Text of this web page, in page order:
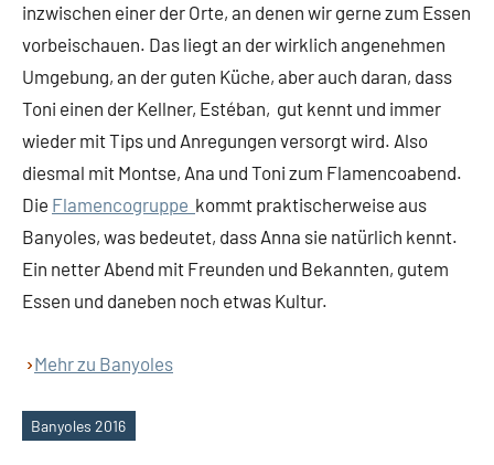
inzwischen einer der Orte, an denen wir gerne zum Essen
vorbeischauen. Das liegt an der wirklich angenehmen
Umgebung, an der guten Küche, aber auch daran, dass
Toni einen der Kellner, Estéban, gut kennt und immer
wieder mit Tips und Anregungen versorgt wird. Also
diesmal mit Montse, Ana und Toni zum Flamencoabend.
Die Flamencogruppe kommt praktischerweise aus
Banyoles, was bedeutet, dass Anna sie natürlich kennt.
Ein netter Abend mit Freunden und Bekannten, gutem
Essen und daneben noch etwas Kultur.
Mehr zu Banyoles
Schlagwörter
Banyoles 2016